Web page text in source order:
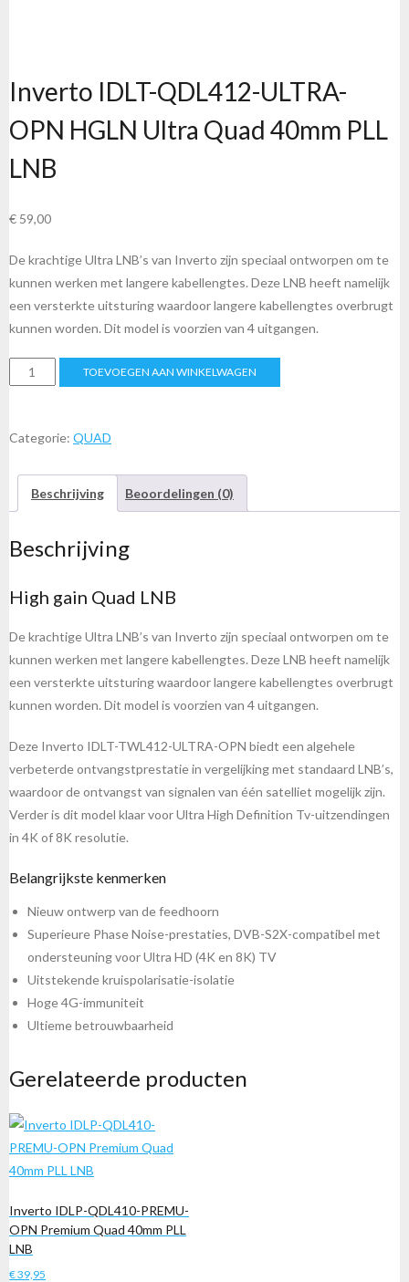
Inverto IDLT-QDL412-ULTRA-
OPN HGLN Ultra Quad 40mm PLL
LNB
€ 59,00
De krachtige Ultra LNB’s van Inverto zijn speciaal ontworpen om te
kunnen werken met langere kabellengtes. Deze LNB heeft namelijk
een versterkte uitsturing waardoor langere kabellengtes overbrugt
kunnen worden. Dit model is voorzien van 4 uitgangen.
Inverto
IDLT-
ULTRA-
Ultra
40mm
LNB
TOEVOEGEN AAN WINKELWAGEN
Categorie: QUAD
Beschrijving Beoordelingen (0)
Beschrijving
High gain Quad LNB
De krachtige Ultra LNB’s van Inverto zijn speciaal ontworpen om te
kunnen werken met langere kabellengtes. Deze LNB heeft namelijk
een versterkte uitsturing waardoor langere kabellengtes overbrugt
kunnen worden. Dit model is voorzien van 4 uitgangen.
Deze Inverto IDLT-TWL412-ULTRA-OPN biedt een algehele
verbeterde ontvangstprestatie in vergelijking met standaard LNB’s,
waardoor de ontvangst van signalen van één satelliet mogelijk zijn.
Verder is dit model klaar voor Ultra High Definition Tv-uitzendingen
in 4K of 8K resolutie.
Belangrijkste kenmerken
Nieuw ontwerp van de feedhoorn
Superieure Phase Noise-prestaties, DVB-S2X-compatibel met
ondersteuning voor Ultra HD (4K en 8K) TV
Uitstekende kruispolarisatie-isolatie
Hoge 4G-immuniteit
Ultieme betrouwbaarheid
Gerelateerde producten
Inverto IDLP-QDL410-PREMU-
OPN Premium Quad 40mm PLL
LNB
€39,95